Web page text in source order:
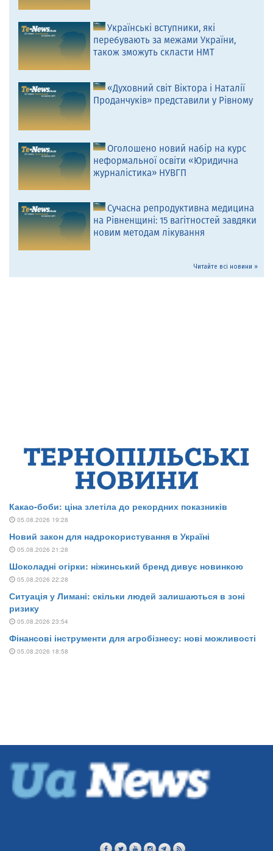
Українські вступники, які
перебувають за межами України,
також зможуть скласти НМТ
«Духовний світ Віктора і Наталії
Проданчуків» представили у Рівному
Оголошено новий набір на курс
неформальної освіти «Юридична
журналістика» НУВГП
Сучасна репродуктивна медицина
на Рівненщині: 15 вагітностей завдяки
новим методам лікування
Читайте всі новини »